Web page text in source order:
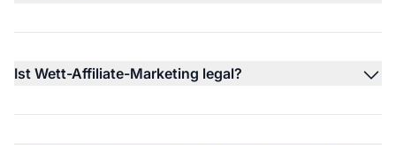
Ist Wett-Affiliate-Marketing legal?